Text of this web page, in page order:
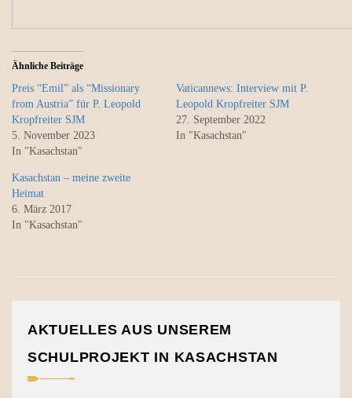
Ähnliche Beiträge
Preis “Emil” als “Missionary
from Austria” für P. Leopold
Kropfreiter SJM
5. November 2023
In "Kasachstan"
Vaticannews: Interview mit P.
Leopold Kropfreiter SJM
27. September 2022
In "Kasachstan"
Kasachstan – meine zweite
Heimat
6. März 2017
In "Kasachstan"
AKTUELLES AUS UNSEREM
SCHULPROJEKT IN KASACHSTAN